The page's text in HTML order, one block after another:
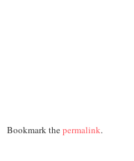
Bookmark thepermalink.